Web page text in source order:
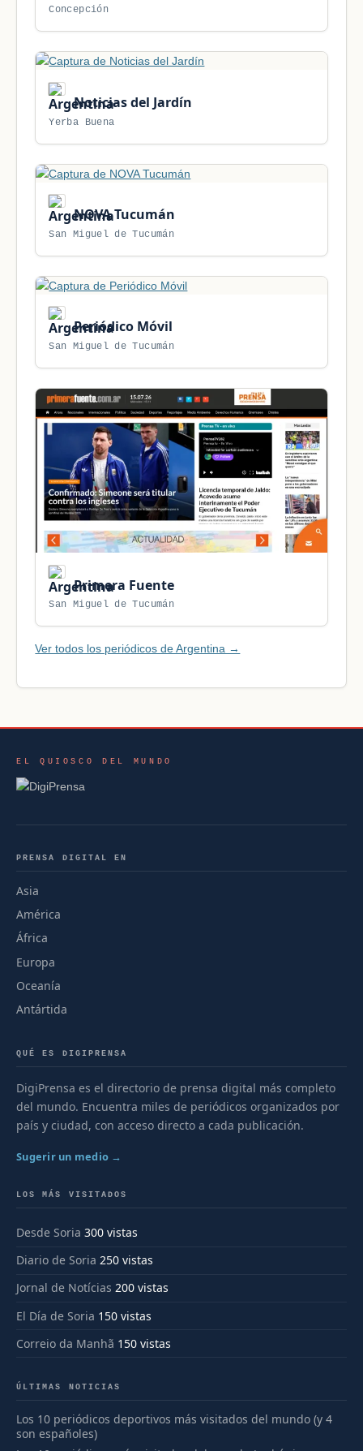
Concepción
Noticias del Jardín
Yerba Buena
NOVA Tucumán
San Miguel de Tucumán
Periódico Móvil
San Miguel de Tucumán
Primera Fuente
San Miguel de Tucumán
Ver todos los periódicos de Argentina →
EL QUIOSCO DEL MUNDO
PRENSA DIGITAL EN
Asia
América
África
Europa
Oceanía
Antártida
QUÉ ES DIGIPRENSA
DigiPrensa es el directorio de prensa digital más completo
del mundo. Encuentra miles de periódicos organizados por
país y ciudad, con acceso directo a cada publicación.
Sugerir un medio →
LOS MÁS VISITADOS
Desde Soria 300 vistas
Diario de Soria 250 vistas
Jornal de Notícias 200 vistas
El Día de Soria 150 vistas
Correio da Manhã 150 vistas
ÚLTIMAS NOTICIAS
Los 10 periódicos deportivos más visitados del mundo (y 4
son españoles)